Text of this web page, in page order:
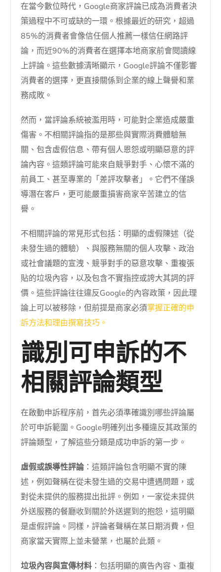
在當今數位時代，Google商家評論已成為消費者決
策過程中不可或缺的一環。根據最近的研究，超過
85%的消費者會像信任個人推薦一樣信任網路評
論，而近90%的消費者在選擇本地商家前會閱讀線
上評論。這些數據清晰顯示，Google評論不僅影響
消費者的選擇，更直接關係到企業的線上聲譽和業
務成敗。
然而，當評論系統被濫用時，可能對企業造成嚴重
傷害。不相關評論指的是那些與實際消費體驗無
關、包含虛假信息、帶有個人恩怨或明顯惡意的評
論內容。這類評論可能來自競爭對手、心懷不滿的
前員工、甚至專業的「差評攻擊者」。它們不僅誤
導潛在客戶，更可能嚴重損害商家辛苦建立的信
譽。
不相關評論的常見形式包括：明顯的虛假陳述（從
未發生過的體驗）、與服務無關的個人攻擊、政治
或社會議題的宣洩、競爭對手的惡意攻擊、重複張
貼的垃圾內容，以及包含不實指控或誇大其詞的評
價。這些評論往往違反Google的內容政策，因此理
論上可以被移除，但前提是商家必須掌握正確的申
訴方法和理由撰寫技巧。
識別可申訴的不
相關評論類型
在啟動申訴程序前，首先必須準確識別哪些評論屬
於可申訴範圍。Google明確列出多種違反其政策的
評論類型，了解這些分類是成功申訴的第一步。
虛假或誤導性評論 ：這類評論包含明顯不實的陳
述，例如聲稱在從未發生過的交易中遭遇問題，或
對從未提供的服務提出批評。例如，一家從未提供
外送服務的餐廳收到關於外送遲到的抱怨，這明顯
是虛假評論。同樣，評論者聲稱在某日期消費，但
商家當天實際上並未營業，也屬於此類。
垃圾內容與宣傳材料 ：包括明顯的廣告內容、重複